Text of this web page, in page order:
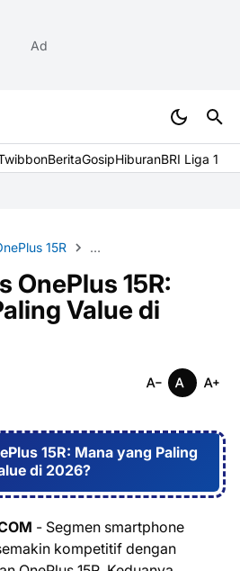
Ad
BeritaGosipHiburanBRI Liga 1
15R perbandingan
OnePlus 15R:
Value di
15R: Mana yang Paling
di 2026?
- Segmen smartphone
kompetitif dengan